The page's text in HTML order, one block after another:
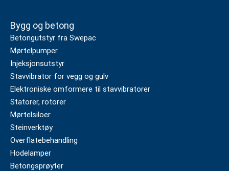
Bygg og betong
Betongutstyr fra Swepac
Mørtelpumper
Injeksjonsutstyr
Stavvibrator for vegg og gulv
Elektroniske omformere til stavvibratorer
Statorer, rotorer
Mørtelsiloer
Steinverktøy
Overflatebehandling
Hodelamper
Betongsprøyter